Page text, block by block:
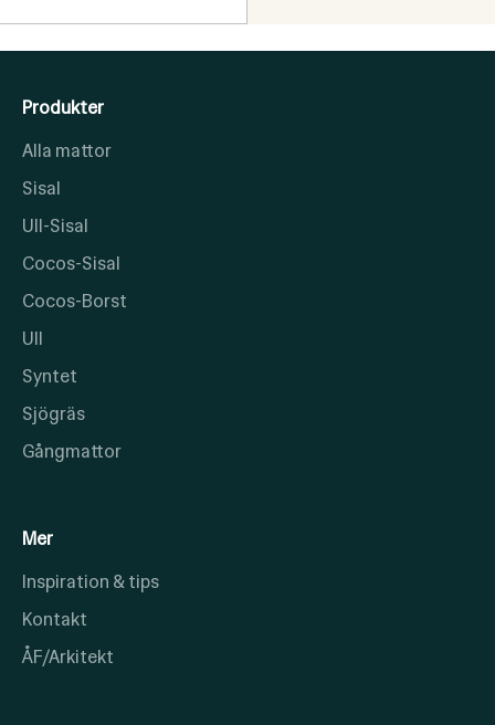
Produkter
Alla mattor
Sisal
Ull-Sisal
Cocos-Sisal
Cocos-Borst
Ull
Syntet
Sjögräs
Gångmattor
Mer
Inspiration & tips
Kontakt
ÅF/Arkitekt